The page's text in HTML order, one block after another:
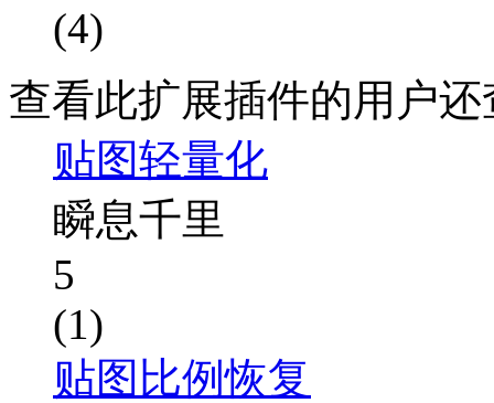
(4)
查看此扩展插件的用户
贴图轻量化
瞬息千里
5
(1)
贴图比例恢复